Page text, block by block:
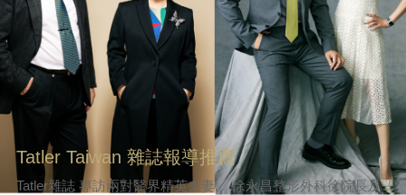
Tatler Taiwan 雜誌報導推薦
Tatler雜誌 專訪兩對醫界精英夫妻。 徐永昌整形外科徐院長及